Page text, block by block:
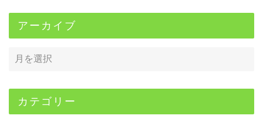
アーカイブ
カテゴリー